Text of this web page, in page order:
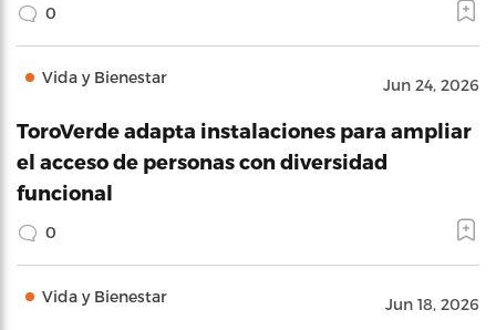
0
Vida y Bienestar Jun 24, 2026
ToroVerde adapta instalaciones para ampliar
el acceso de personas con diversidad
funcional
0
Vida y Bienestar Jun 18, 2026